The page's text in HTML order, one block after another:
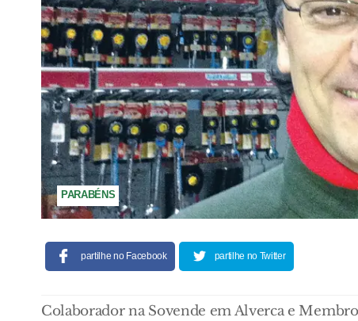
PARABÉNS
partilhe no Facebook partilhe no Twitter
Colaborador na Sovende em Alverca e